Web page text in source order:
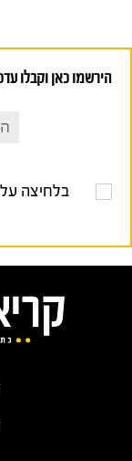
הירשמו כאן וקבלו
בלחיצה